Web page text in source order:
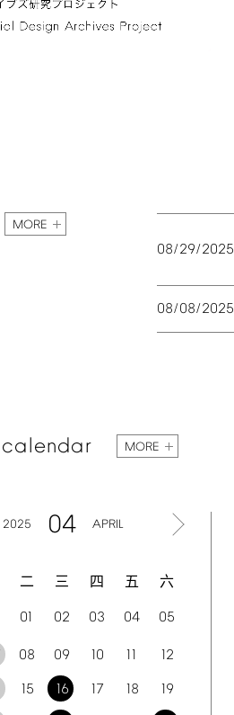
MORE
08/29/2025
08/08/2025
calendar MORE
2025 04 APRIL
二 三 四 五 六
01 02 03 04 05
08 09 10 11 12
15 16 17 18 19